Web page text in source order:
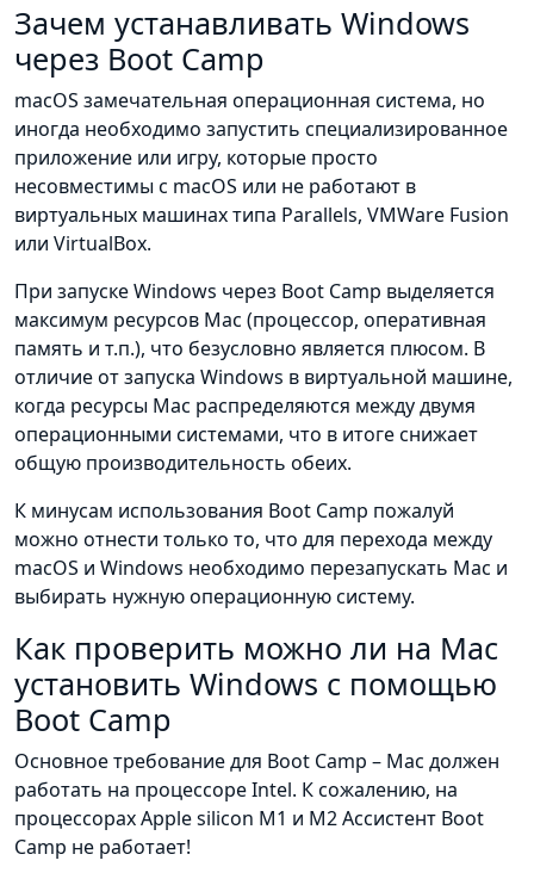
Зачем устанавливать Windows
через Boot Camp
macOS замечательная операционная система, но
иногда необходимо запустить специализированное
приложение или игру, которые просто
несовместимы с macOS или не работают в
виртуальных машинах типа Parallels, VMWare Fusion
или VirtualBox.
При запуске Windows через Boot Camp выделяется
максимум ресурсов Mac (процессор, оперативная
память и т.п.), что безусловно является плюсом. В
отличие от запуска Windows в виртуальной машине,
когда ресурсы Mac распределяются между двумя
операционными системами, что в итоге снижает
общую производительность обеих.
К минусам использования Boot Camp пожалуй
можно отнести только то, что для перехода между
macOS и Windows необходимо перезапускать Mac и
выбирать нужную операционную систему.
Как проверить можно ли на Mac
установить Windows с помощью
Boot Camp
Основное требование для Boot Camp – Mac должен
работать на процессоре Intel. К сожалению, на
процессорах Apple silicon M1 и M2 Ассистент Boot
Camp не работает!